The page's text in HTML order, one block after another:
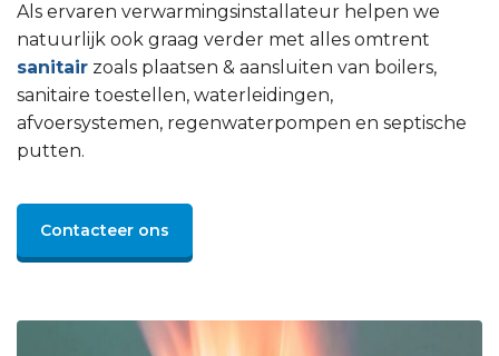
Als ervaren verwarmingsinstallateur helpen we
natuurlijk ook graag verder met alles omtrent
sanitair zoals plaatsen & aansluiten van boilers,
sanitaire toestellen, waterleidingen,
afvoersystemen, regenwaterpompen en septische
putten.
Contacteer ons